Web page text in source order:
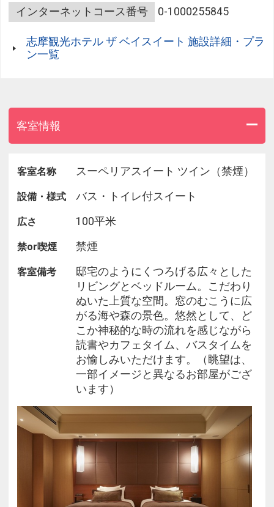
○魚料理
○野菜料理
○海の恵み
○大地の恵み
○肉料理
○アヴァンデセール
○デセール
○アミューズ ブーシュ
○野菜料理
○海の恵み
○スープ
○伊勢海老料理
○アヴァンデセール または フロマージュ
＜ご朝食＞
場所：フレンチレストラン「 ラ・メール 」／和食
「 浜木綿 」
時間：07:00～10:30（L.O.10:00）
内容：下記より、当日お選びいただけます。
○洋食「ブレックファスト」 ～フレンチレストラン
「ラ・メール」～
インターネットコース番号
0-1000255845
志摩観光ホテル ザ ベイスイート 施設詳細・プラ
ン一覧
客室情報
客室名称 スーペリアスイート ツイン（禁煙）
設備・様式 バス・トイレ付スイート
広さ 100平米
禁or喫煙 禁煙
客室備考
邸宅のようにくつろげる広々とした
リビングとベッドルーム。こだわり
ぬいた上質な空間。窓のむこうに広
がる海や森の景色。悠然として、ど
こか神秘的な時の流れを感じながら
読書やカフェタイム、バスタイムを
お愉しみいただけます。（眺望は、
一部イメージと異なるお部屋がござ
います）